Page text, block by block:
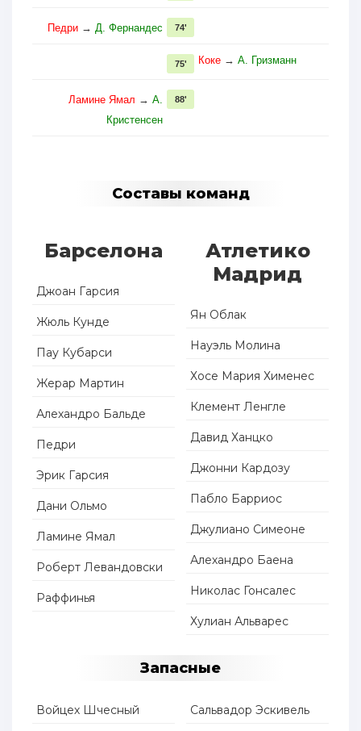
Педри → Д. Фернандес 74'
Коке → А. Гризманн
75'
Ламине Ямал → А.
Кристенсен
88'
Составы команд
Барселона
Джоан Гарсия
Жюль Кунде
Пау Кубарси
Жерар Мартин
Алехандро Бальде
Педри
Эрик Гарсия
Дани Ольмо
Ламине Ямал
Роберт Левандовски
Раффинья
Атлетико
Мадрид
Ян Облак
Науэль Молина
Хосе Мария Хименес
Клемент Ленгле
Давид Ханцко
Джонни Кардозу
Пабло Барриос
Джулиано Симеоне
Алехандро Баена
Николас Гонсалес
Хулиан Альварес
Запасные
Войцех Шчесный Сальвадор Эскивель